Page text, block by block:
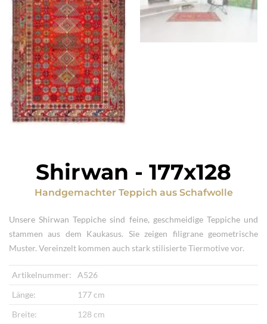
Shirwan - 177x128
Handgemachter Teppich aus Schafwolle
Unsere Shirwan Teppiche sind feine, geschmeidige Teppiche und
stammen aus dem Kaukasus. Sie zeigen filigrane geometrische
Muster. Vereinzelt kommen auch stark stilisierte Tiermotive vor.
Artikelnummer:
A526
Länge:
177 cm
Breite:
128 cm